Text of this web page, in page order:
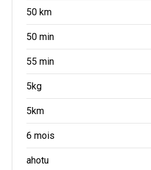
50 km
50 min
55 min
5kg
5km
6 mois
ahotu